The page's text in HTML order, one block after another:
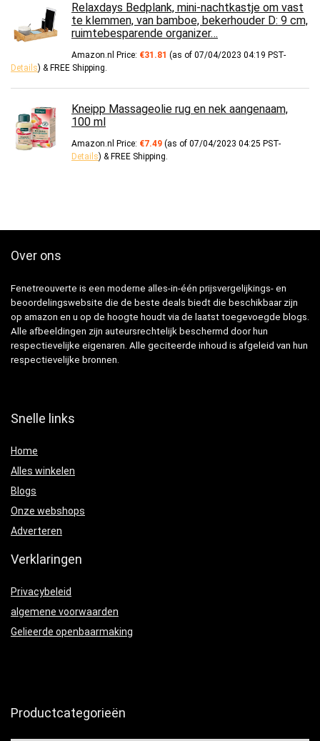
Relaxdays Bedplank, mini-nachtkastje om vast
te klemmen, van bamboe, bekerhouder D: 9 cm,
ruimtebesparende organizer…
Amazon.nl Price: €31.81 (as of 07/04/2023 04:19 PST-
Details) & FREE Shipping.
Kneipp Massageolie rug en nek aangenaam,
100 ml
Amazon.nl Price: €7.49 (as of 07/04/2023 04:25 PST-
Details) & FREE Shipping.
Over ons
Fenetreouverte is een moderne alles-in-één prijsvergelijkings- en
beoordelingswebsite die de beste deals biedt die beschikbaar zijn
op amazon en u op de hoogte houdt via de laatst toegevoegde blogs.
Alle afbeeldingen zijn auteursrechtelijk beschermd door hun
respectievelijke eigenaren. Alle geciteerde inhoud is afgeleid van hun
respectievelijke bronnen.
Snelle links
Home
Alles winkelen
Blogs
Onze webshops
Adverteren
Verklaringen
Privacybeleid
algemene voorwaarden
Gelieerde openbaarmaking
Productcategorieën